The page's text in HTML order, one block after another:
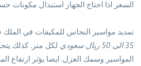
السعر اذا احتاج الجهاز استبدال مكونات
تمديد مواسير النحاس للمكيفات في الملك
35 الى 50 ريال سعودي
لكل متر. كذلك
المواسير وسمك العزل. ايضا يؤثر ارتفاع